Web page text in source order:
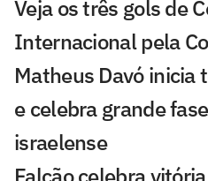
Veja os três gols de
Internacional pela
Matheus Davó inicia
e celebra grande
israelense